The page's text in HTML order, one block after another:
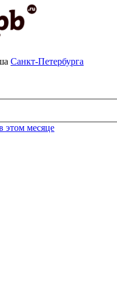
Санкт-Петербурга
этом месяце